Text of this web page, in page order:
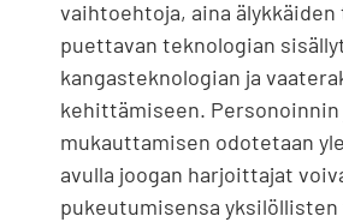
vaihtoehtoja, aina
puettavan teknologian
kangasteknologian ja
kehittämiseen. Personoinnin
mukauttamisen odotetaan
avulla joogan harjoittajat
pukeutumisensa